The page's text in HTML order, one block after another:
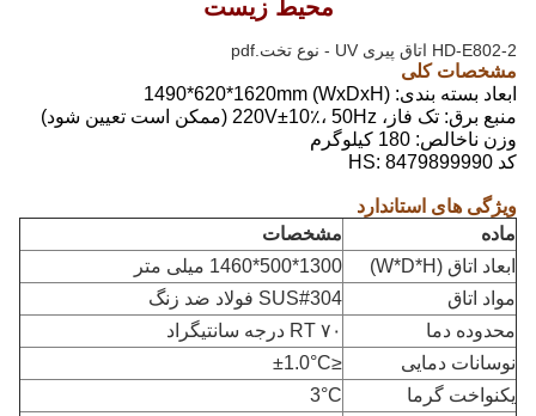
محیط زیست
HD-E802-2 اتاق پیری UV - نوع تخت.pdf
مشخصات کلی
ابعاد بسته بندی: (WxDxH) 1490*620*1620mm
منبع برق: تک فاز، 220V±10٪، 50Hz (ممکن است تعیین شود)
وزن ناخالص: 180 کیلوگرم
کد HS: 8479899990
ویژگی های استاندارد
ماده
مشخصات
ابعاد اتاق (W*D*H)
1300*500*1460 میلی متر
مواد اتاق
SUS#304 فولاد ضد زنگ
محدوده دما
RT ۷۰ درجه سانتیگراد
نوسانات دمایی
≤±1.0°C
یکنواخت گرما
3°C